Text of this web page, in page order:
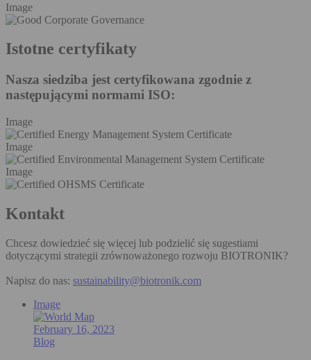
Image
Istotne certyfikaty
Nasza siedziba jest certyfikowana zgodnie z
następującymi normami ISO:
Image
Image
Image
Kontakt
Chcesz dowiedzieć się więcej lub podzielić się sugestiami
dotyczącymi strategii zrównoważonego rozwoju BIOTRONIK?
Napisz do nas: sustainability@biotronik.com
Image
February 16, 2023
Blog